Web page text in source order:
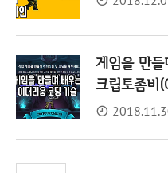
게임을 만
크립토좀비